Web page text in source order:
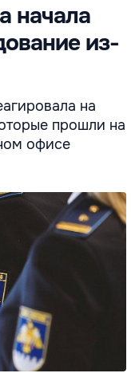
начала
из-
на
прошли на
офисе